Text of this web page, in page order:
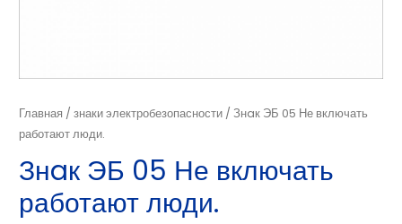
Главная /знаки электробезопасности / Знaк ЭБ 05 Не включать
работают люди.
Знaк ЭБ 05 Не включать
работают люди.